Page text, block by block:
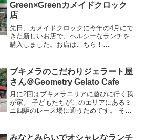
Green×Greenカメイドクロック
店
先日、カメイドクロックに今年の4月にで
きた新しいお店で、ヘルシーなランチを
購入しました。お店はこちら！
ます。国産野菜のサラダボウル専門店で
す。以前、有楽町でこ...
ブキメラのこだわりジェラート屋
さん＠Geometry Gelato Cafe
月に2回はブキメラエリアに遊びに行く我
が家。 子どもたちがこのエリアにあるミ
ニ四駆のレース場に通うためです。 その
みなとみらいでオシャレなランチ